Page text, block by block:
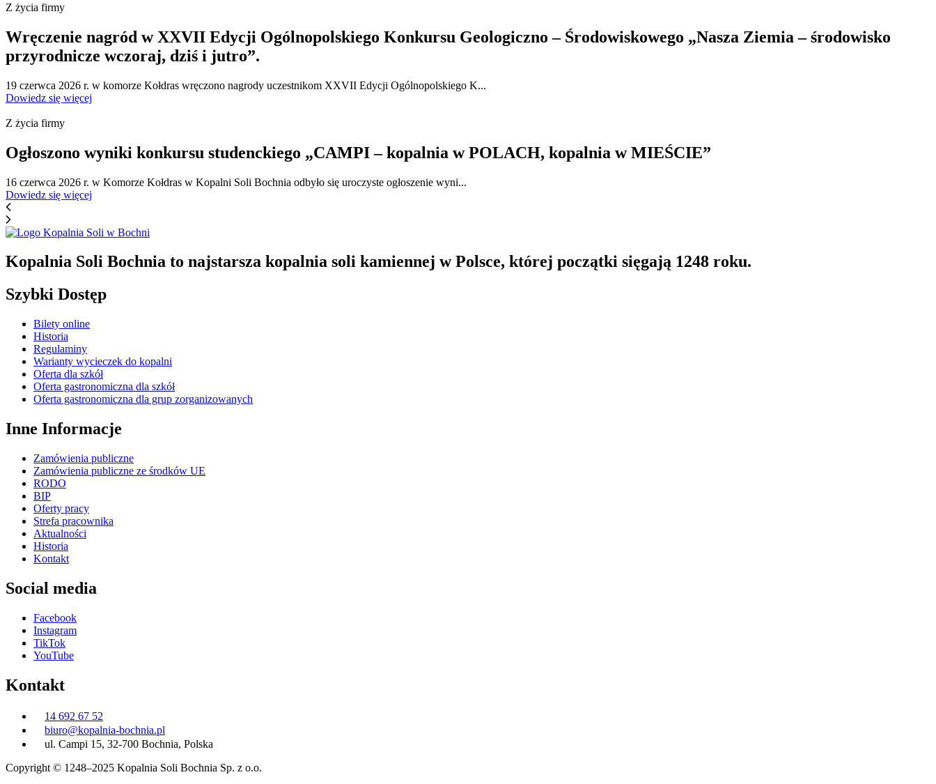
Z życia firmy
Wręczenie nagród w XXVII Edycji Ogólnopolskiego Konkursu Geologiczno – Środowiskowego „Nasza Ziemia – środowisko
przyrodnicze wczoraj, dziś i jutro”.
19 czerwca 2026 r. w komorze Kołdras wręczono nagrody uczestnikom XXVII Edycji Ogólnopolskiego K...
Dowiedz się więcej
Z życia firmy
Ogłoszono wyniki konkursu studenckiego „CAMPI – kopalnia w POLACH, kopalnia w MIEŚCIE”
16 czerwca 2026 r. w Komorze Kołdras w Kopalni Soli Bochnia odbyło się uroczyste ogłoszenie wyni...
Dowiedz się więcej
Kopalnia Soli Bochnia to najstarsza kopalnia soli kamiennej w Polsce, której początki sięgają 1248 roku.
Szybki Dostęp
Bilety online
Historia
Regulaminy
Warianty wycieczek do kopalni
Oferta dla szkół
Oferta gastronomiczna dla szkół
Oferta gastronomiczna dla grup zorganizowanych
Inne Informacje
Zamówienia publiczne
Zamówienia publiczne ze środków UE
RODO
BIP
Oferty pracy
Strefa pracownika
Aktualności
Historia
Kontakt
Social media
Facebook
Instagram
TikTok
YouTube
Kontakt
14 692 67 52
biuro@kopalnia-bochnia.pl
ul. Campi 15, 32-700 Bochnia, Polska
Copyright © 1248–2025 Kopalnia Soli Bochnia Sp. z o.o.